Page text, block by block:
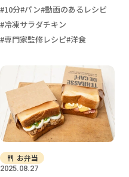
10分 パン 動画のあるレシピ
冷凍サラダチキン
専門家監修レシピ 洋食
2025.08.27
お弁当